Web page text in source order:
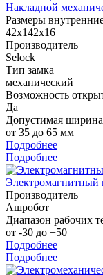
Накладной
Размеры
42х142х16
Производитель
Selock
Тип замка
механический
Возможность
Да
Допустимая
от 35 до 65 мм
Подробнее
Подробнее
Электромагнитный
Производитель
Ашробот
Диапазон рабочих
от -30 до +50
Подробнее
Подробнее